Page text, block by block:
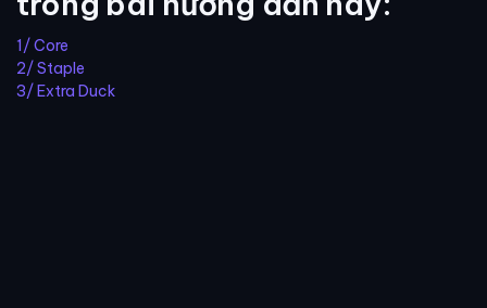
1/ Core
2/ Staple
3/ Extra Duck